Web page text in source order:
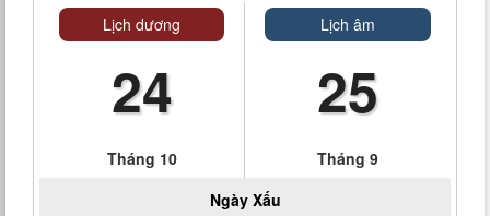
Lịch dương
24
Tháng 10
Lịch âm
25
Tháng 9
Ngày Xấu